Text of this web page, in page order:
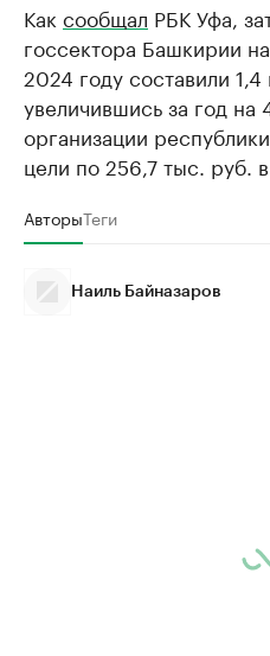
Как сообщал РБК Уфа,
госсектора Башкирии
2024 году составили
увеличившись за год на
организации
цели по 256,7 тыс. руб.
АвторыТеги
Наиль Байназаров